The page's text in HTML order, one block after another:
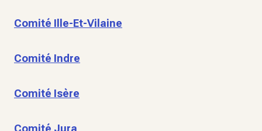
Comité Ille-Et-Vilaine
Comité Indre
Comité Isère
Comité Jura